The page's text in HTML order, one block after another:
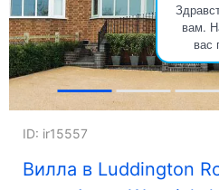
вам.
вас
Вилла в Luddington
ID: ir15557